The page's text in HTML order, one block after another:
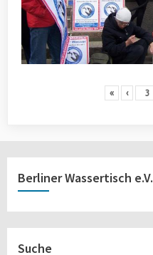
« ‹
Berliner Wassertisch e.V.
Suche